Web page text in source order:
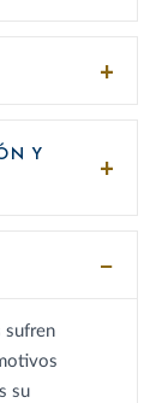
Y
sufren
su